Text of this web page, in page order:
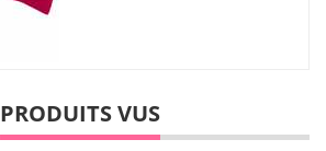
PRODUITS VUS